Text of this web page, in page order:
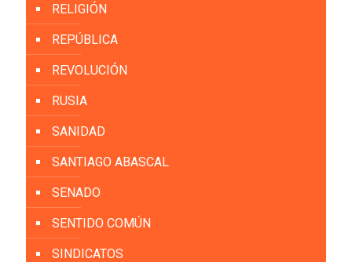
RELIGIÓN
REPÚBLICA
REVOLUCIÓN
RUSIA
SANIDAD
SANTIAGO ABASCAL
SENADO
SENTIDO COMÚN
SINDICATOS